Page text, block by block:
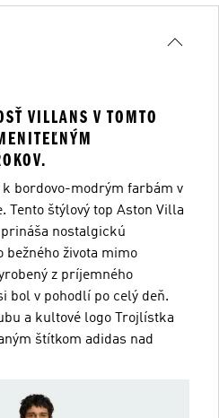
VILLANS V TOMTO
bordovo-modrým farbám v
Tento štýlový top Aston Villa
nostalgickú
bežného života mimo
z príjemného
bol v pohodlí po celý deň.
a kultové logo Trojlístka
štítkom adidas nad